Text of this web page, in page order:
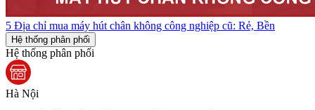
5 Địa chỉ mua máy hút chân không công nghiệp cũ: Rẻ, Bền
Hệ thống phân phối
Hệ thống phân phối
Hà Nội